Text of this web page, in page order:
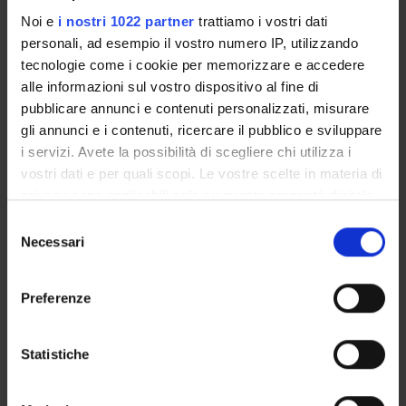
Noi e i nostri 1022 partner trattiamo i vostri dati
personali, ad esempio il vostro numero IP, utilizzando
tecnologie come i cookie per memorizzare e accedere
alle informazioni sul vostro dispositivo al fine di
pubblicare annunci e contenuti personalizzati, misurare
gli annunci e i contenuti, ricercare il pubblico e sviluppare
i servizi. Avete la possibilità di scegliere chi utilizza i
vostri dati e per quali scopi. Le vostre scelte in materia di
modificare o revocare il proprio consenso in qualsiasi
momento dalla Dichiarazione sui cookie o facendo clic
raccogliere informazioni sulla tua posizione
geografica, con un'approssimazione di qualche
delNecessari
Preferenze
Statistiche
COLLABORATORI ESTERNI
University Hospital Meyer Firenze
University Hospital Meyer Firenze
AREE DI RICERCA COINVOLTE DAL PROGETTO
Bioinformatica e informatica medica
Life and medical sciences
ATTIVITÀ
AREE DI RICERCA